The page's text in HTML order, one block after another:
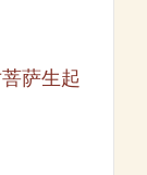
萨生起